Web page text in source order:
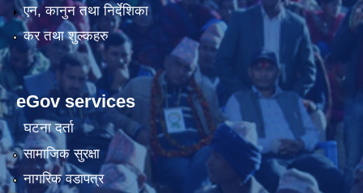
एन, कानुन तथा निर्देशिका
कर तथा शुल्कहरु
eGov services
घटना दर्ता
सामाजिक सुरक्षा
नागरिक वडापत्र